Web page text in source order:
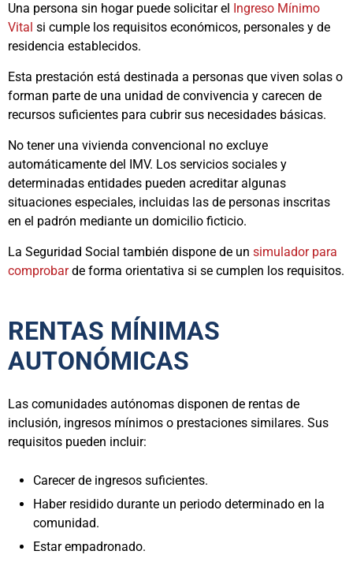
Una persona sin hogar puede solicitar el Ingreso Mínimo
Vital si cumple los requisitos económicos, personales y de
residencia establecidos.
Esta prestación está destinada a personas que viven solas o
forman parte de una unidad de convivencia y carecen de
recursos suficientes para cubrir sus necesidades básicas.
No tener una vivienda convencional no excluye
automáticamente del IMV. Los servicios sociales y
determinadas entidades pueden acreditar algunas
situaciones especiales, incluidas las de personas inscritas
en el padrón mediante un domicilio ficticio.
La Seguridad Social también dispone de un simulador para
comprobarde forma orientativa si se cumplen los requisitos.
RENTAS MÍNIMAS
AUTONÓMICAS
Las comunidades autónomas disponen de rentas de
inclusión, ingresos mínimos o prestaciones similares. Sus
requisitos pueden incluir:
Carecer de ingresos suficientes.
Haber residido durante un periodo determinado en la
comunidad.
Estar empadronado.